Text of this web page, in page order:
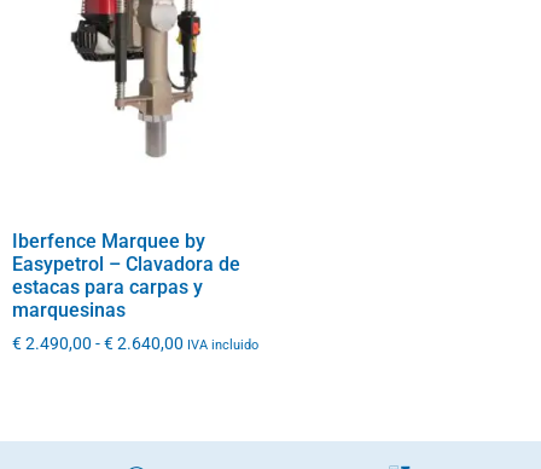
Iberfence Marquee by
Easypetrol – Clavadora de
estacas para carpas y
marquesinas
€2.490,00 -€2.640,00 IVA incluido